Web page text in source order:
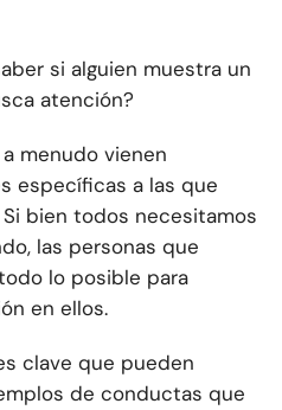
si alguien muestra un
atención?
menudo vienen
específicas a las que
bien todos necesitamos
las personas que
lo posible para
en ellos.
clave que pueden
de conductas que